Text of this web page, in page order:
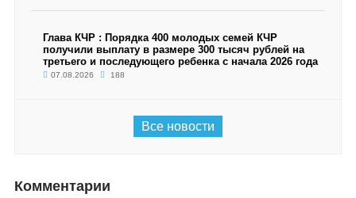
Глава КЧР : Порядка 400 молодых семей КЧР
получили выплату в размере 300 тысяч рублей на
третьего и последующего ребенка с начала 2026 года
07.08.2026 188
Все новости
Комментарии